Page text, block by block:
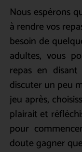
Nous espérons
à rendre vos
besoin de
adultes, vous
repas en
discuter un peu
jeu après,
plairait et
pour
doute gagner